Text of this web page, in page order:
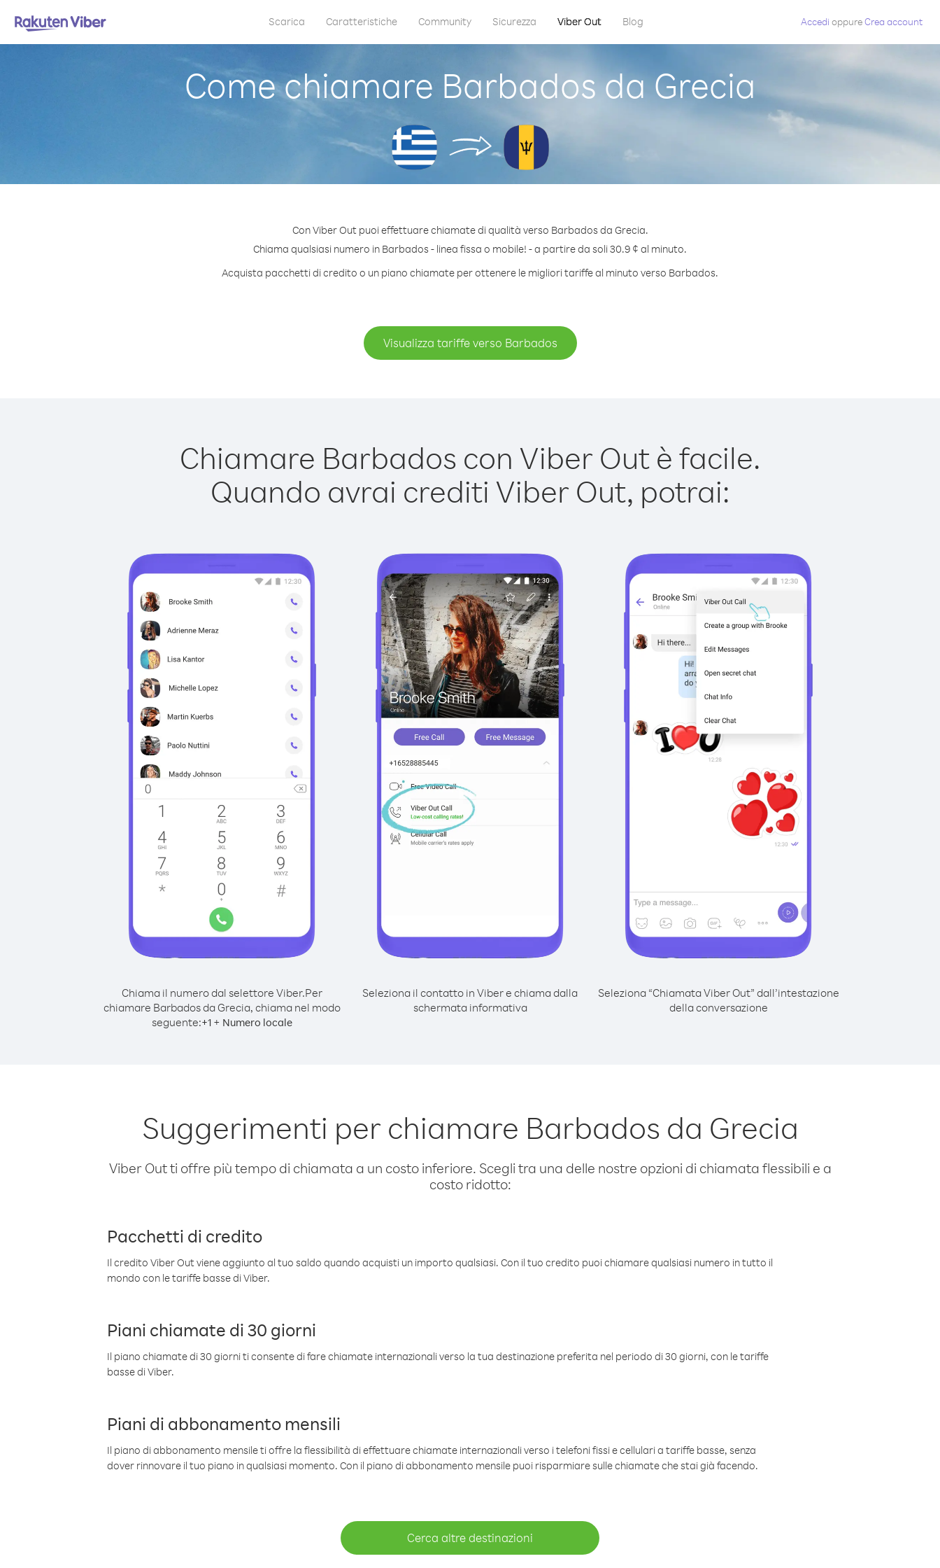
Scarica Caratteristiche Community Sicurezza Viber Out Blog Accedi oppureCrea account
Come chiamare Barbados da Grecia
Con Viber Out puoi effettuare chiamate di qualità verso Barbados da Grecia.
Chiama qualsiasi numero in Barbados - linea fissa o mobile! - a partire da soli 30.9 ¢ al minuto.
Acquista pacchetti di credito o un piano chiamate per ottenere le migliori tariffe al minuto verso Barbados.
Visualizza tariffe verso Barbados
Chiamare Barbados con Viber Out è facile.
Quando avrai crediti Viber Out, potrai:
Chiama il numero dal selettore Viber.Per
chiamare Barbados da Grecia, chiama nel modo
seguente:+1+ Numero locale
Seleziona il contatto in Viber e chiama dalla
schermata informativa
Seleziona “Chiamata Viber Out” dall’intestazione
della conversazione
Suggerimenti per chiamare Barbados da Grecia
Viber Out ti offre più tempo di chiamata a un costo inferiore. Scegli tra una delle nostre opzioni di chiamata flessibili e a
costo ridotto:
Pacchetti di credito
Il credito Viber Out viene aggiunto al tuo saldo quando acquisti un importo qualsiasi. Con il tuo credito puoi chiamare qualsiasi numero in tutto il
mondo con le tariffe basse di Viber.
Piani chiamate di 30 giorni
Il piano chiamate di 30 giorni ti consente di fare chiamate internazionali verso la tua destinazione preferita nel periodo di 30 giorni, con le tariffe
basse di Viber.
Piani di abbonamento mensili
Il piano di abbonamento mensile ti offre la flessibilità di effettuare chiamate internazionali verso i telefoni fissi e cellulari a tariffe basse, senza
dover rinnovare il tuo piano in qualsiasi momento. Con il piano di abbonamento mensile puoi risparmiare sulle chiamate che stai già facendo.
Cerca altre destinazioni